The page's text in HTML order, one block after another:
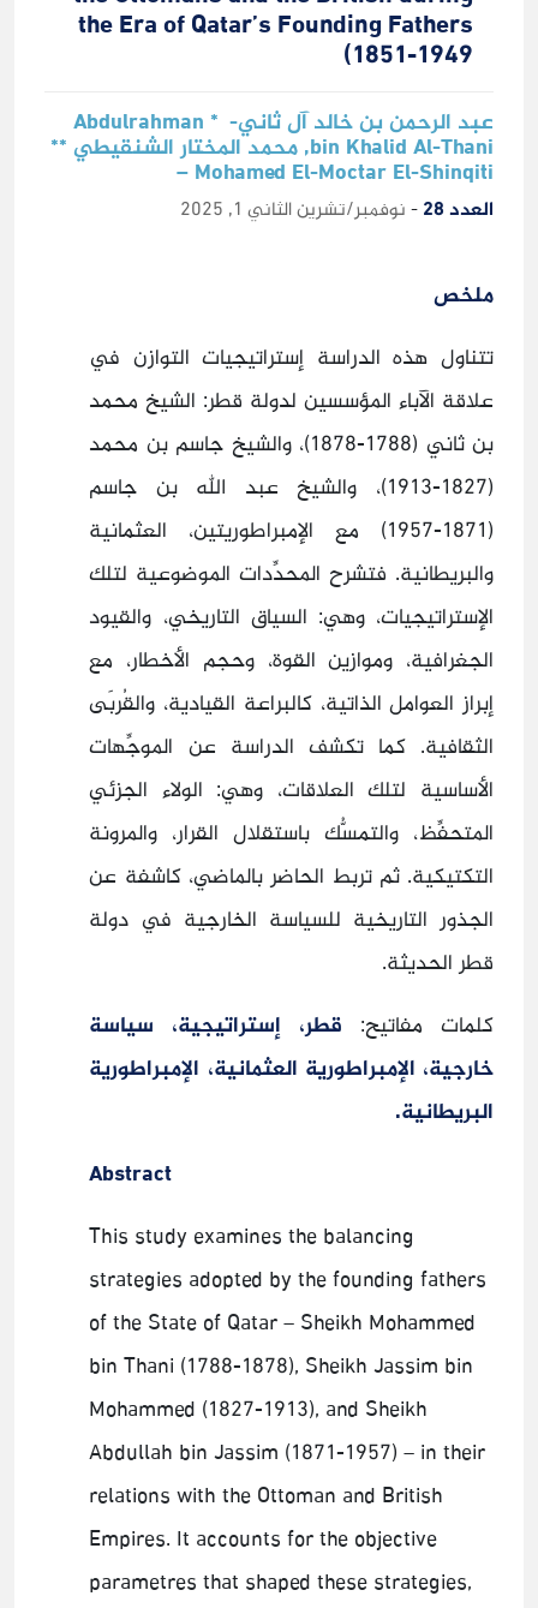
the Era of Qatar’s Founding Fathers
(1851-1949
عبد الرحمن بن خالد آل ثاني- * Abdulrahman
bin Khalid Al-Thani, محمد المختار الشنقيطي **
Mohamed El-Moctar El-Shinqiti –
العدد 28 -نوفمبر/تشرين الثاني 1, 2025
ملخص
تتناول هذه الدراسة إستراتيجيات التوازن في
علاقة الآباء المؤسسين لدولة قطر: الشيخ محمد
بن ثاني (1788-1878)، والشيخ جاسم بن محمد
(1827-1913)، والشيخ عبد الله بن جاسم
(1871-1957) مع الإمبراطوريتين، العثمانية
والبريطانية. فتشرح المحدِّدات الموضوعية لتلك
الإستراتيجيات، وهي: السياق التاريخي، والقيود
الجغرافية، وموازين القوة، وحجم الأخطار، مع
إبراز العوامل الذاتية، كالبراعة القيادية، والقُربَى
الثقافية. كما تكشف الدراسة عن الموجِّهات
الأساسية لتلك العلاقات، وهي: الولاء الجزئي
المتحفِّظ، والتمسُّك باستقلال القرار، والمرونة
التكتيكية. ثم تربط الحاضر بالماضي، كاشفة عن
الجذور التاريخية للسياسة الخارجية في دولة
قطر الحديثة.
كلمات مفاتيح: قطر، إستراتيجية، سياسة
خارجية، الإمبراطورية العثمانية، الإمبراطورية
البريطانية.
Abstract
This study examines the balancing
strategies adopted by the founding fathers
of the State of Qatar – Sheikh Mohammed
bin Thani (1788-1878), Sheikh Jassim bin
Mohammed (1827-1913), and Sheikh
Abdullah bin Jassim (1871-1957) – in their
relations with the Ottoman and British
Empires. It accounts for the objective
parametres that shaped these strategies,